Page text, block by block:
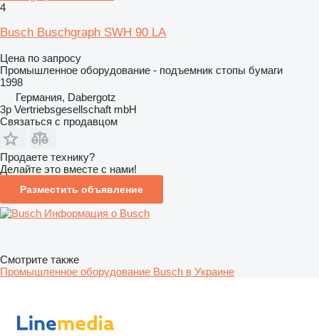
4
Busch Buschgraph SWH 90 LA
Цена по запросу
Промышленное оборудование - подъемник стопы бумаги
1998
Германия, Dabergotz
3p Vertriebsgesellschaft mbH
Связаться с продавцом
Продаете технику?
Делайте это вместе с нами!
Разместить объявление
Информация о Busch
Смотрите также
Промышленное оборудование Busch в Украине